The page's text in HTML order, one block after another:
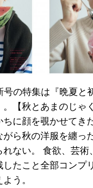
号の特集は『晩夏と
【秋とあまのじゃ
に顔を覗かせてき
ら秋の洋服を纏っ
ない。 食欲、芸術
たこと全部コンプ
う。